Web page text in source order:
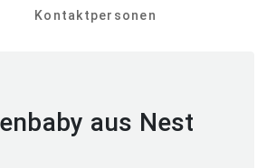
Kontaktpersonen
aus Nest